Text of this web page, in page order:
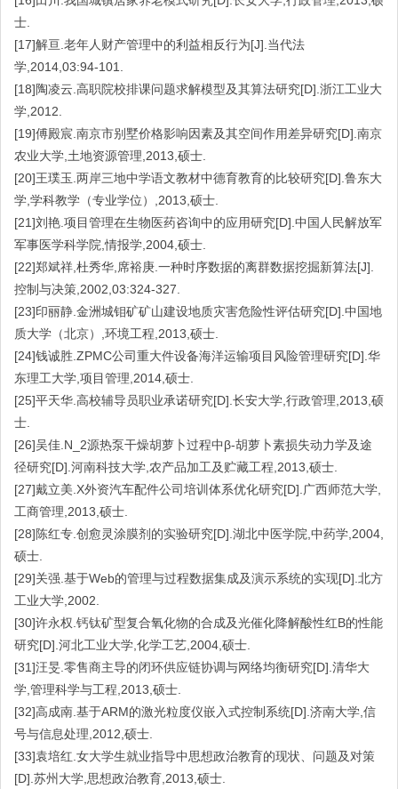
士.
[17]解亘.老年人财产管理中的利益相反行为[J].当代法
学,2014,03:94-101.
[18]陶凌云.高职院校排课问题求解模型及其算法研究[D].浙江工业大
学,2012.
[19]傅殿宸.南京市别墅价格影响因素及其空间作用差异研究[D].南京
农业大学,土地资源管理,2013,硕士.
[20]王璞玉.两岸三地中学语文教材中德育教育的比较研究[D].鲁东大
学,学科教学（专业学位）,2013,硕士.
[21]刘艳.项目管理在生物医药咨询中的应用研究[D].中国人民解放军
军事医学科学院,情报学,2004,硕士.
[22]郑斌祥,杜秀华,席裕庚.一种时序数据的离群数据挖掘新算法[J].
控制与决策,2002,03:324-327.
[23]印丽静.金洲城钼矿矿山建设地质灾害危险性评估研究[D].中国地
质大学（北京）,环境工程,2013,硕士.
[24]钱诚胜.ZPMC公司重大件设备海洋运输项目风险管理研究[D].华
东理工大学,项目管理,2014,硕士.
[25]平天华.高校辅导员职业承诺研究[D].长安大学,行政管理,2013,硕
士.
[26]吴佳.N_2源热泵干燥胡萝卜过程中β-胡萝卜素损失动力学及途
径研究[D].河南科技大学,农产品加工及贮藏工程,2013,硕士.
[27]戴立美.X外资汽车配件公司培训体系优化研究[D].广西师范大学,
工商管理,2013,硕士.
[28]陈红专.创愈灵涂膜剂的实验研究[D].湖北中医学院,中药学,2004,
硕士.
[29]关强.基于Web的管理与过程数据集成及演示系统的实现[D].北方
工业大学,2002.
[30]许永权.钙钛矿型复合氧化物的合成及光催化降解酸性红B的性能
研究[D].河北工业大学,化学工艺,2004,硕士.
[31]汪旻.零售商主导的闭环供应链协调与网络均衡研究[D].清华大
学,管理科学与工程,2013,硕士.
[32]高成南.基于ARM的激光粒度仪嵌入式控制系统[D].济南大学,信
号与信息处理,2012,硕士.
[33]袁培红.女大学生就业指导中思想政治教育的现状、问题及对策
[D].苏州大学,思想政治教育,2013,硕士.